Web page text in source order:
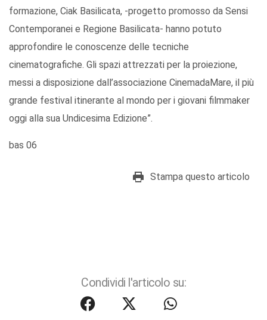
formazione, Ciak Basilicata, -progetto promosso da Sensi
Contemporanei e Regione Basilicata- hanno potuto
approfondire le conoscenze delle tecniche
cinematografiche. Gli spazi attrezzati per la proiezione,
messi a disposizione dall’associazione CinemadaMare, il più
grande festival itinerante al mondo per i giovani filmmaker
oggi alla sua Undicesima Edizione”.
bas 06
Stampa questo articolo
Condividi l'articolo su: